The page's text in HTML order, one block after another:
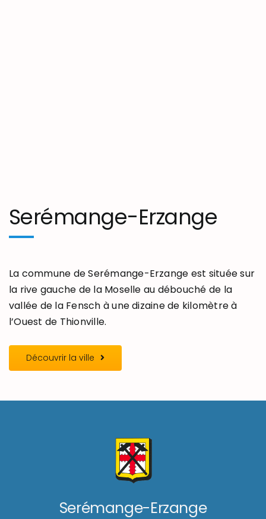
Serémange-Erzange
La commune de Serémange-Erzange est située sur
la rive gauche de la Moselle au débouché de la
vallée de la Fensch à une dizaine de kilomètre à
l’Ouest de Thionville.
Découvrir la ville
Serémange-Erzange